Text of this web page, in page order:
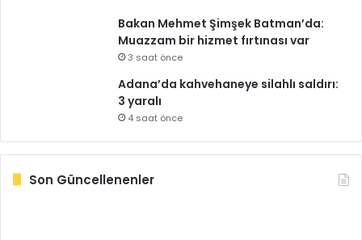
Bakan Mehmet Şimşek Batman’da:
Muazzam bir hizmet fırtınası var
3 saat önce
Adana’da kahvehaneye silahlı saldırı:
3 yaralı
4 saat önce
Son Güncellenenler